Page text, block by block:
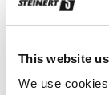
This website
We use
colaboração
Afinal, nosso
dos nossos